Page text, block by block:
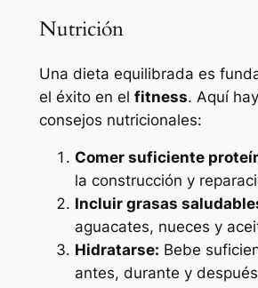
Nutrición
Una dieta equilibrada es
el éxito en el fitness. Aquí
consejos nutricionales:
Comer suficiente
la construcción y
Incluir grasas
aguacates, nueces y
Hidratarse: Bebe
antes, durante y